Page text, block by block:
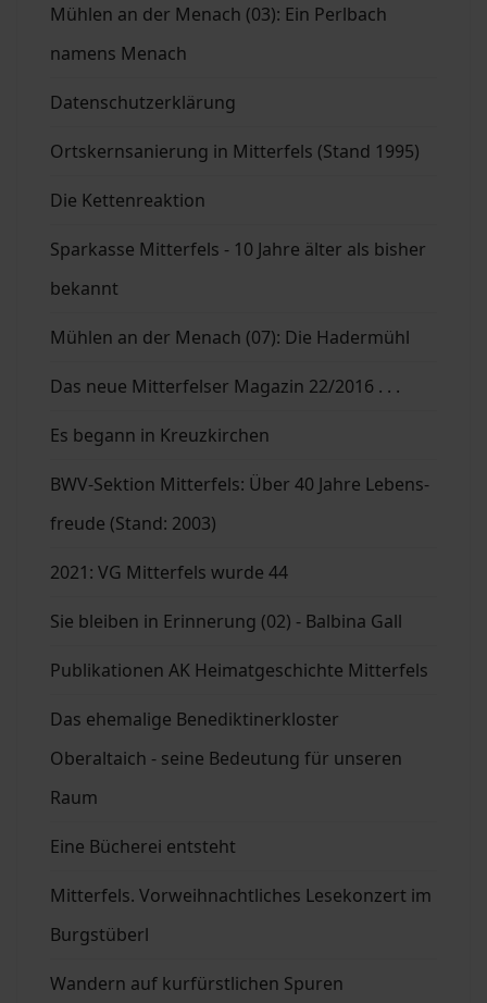
Mühlen an der Menach (03): Ein Perlbach
namens Menach
Datenschutzerklärung
Ortskernsanierung in Mitterfels (Stand 1995)
Die Kettenreaktion
Sparkasse Mitterfels - 10 Jahre älter als bisher
bekannt
Mühlen an der Menach (07): Die Hadermühl
Das neue Mitterfelser Magazin 22/2016 . . .
Es begann in Kreuzkirchen
BWV-Sektion Mitterfels: Über 40 Jahre Lebens-
freude (Stand: 2003)
2021: VG Mitterfels wurde 44
Sie bleiben in Erinnerung (02) - Balbina Gall
Publikationen AK Heimatgeschichte Mitterfels
Das ehemalige Benediktinerkloster
Oberaltaich - seine Bedeutung für unseren
Raum
Eine Bücherei entsteht
Mitterfels. Vorweihnachtliches Lesekonzert im
Burgstüberl
Wandern auf kurfürstlichen Spuren